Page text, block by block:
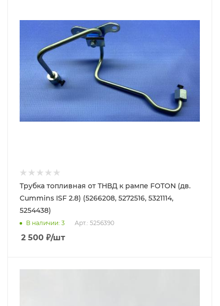
Трубка топливная от TНВД к рампе FOTON (дв.
Cummins ISF 2.8) (5266208, 5272516, 5321114,
5254438)
В наличии: 3 Арт.: 5256390
2 500 ₽/шт